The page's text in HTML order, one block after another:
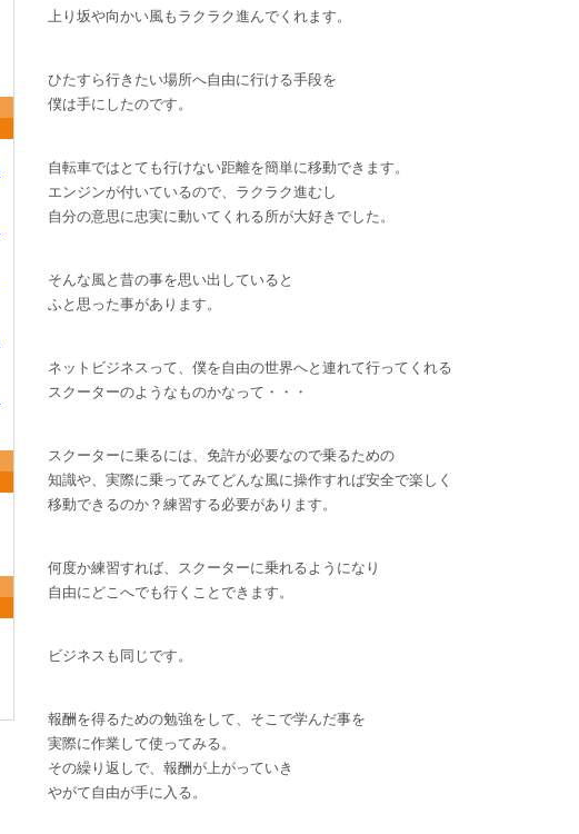
上り坂や向かい風もラクラク進んでくれます。
ひたすら行きたい場所へ自由に行ける手段を
僕は手にしたのです。
自転車ではとても行けない距離を簡単に移動できます。
エンジンが付いているので、ラクラク進むし
自分の意思に忠実に動いてくれる所が大好きでした。
そんな風と昔の事を思い出していると
ふと思った事があります。
ネットビジネスって、僕を自由の世界へと連れて行ってくれる
スクーターのようなものかなって・・・
スクーターに乗るには、免許が必要なので乗るための
知識や、実際に乗ってみてどんな風に操作すれば安全で楽しく
移動できるのか？練習する必要があります。
何度か練習すれば、スクーターに乗れるようになり
自由にどこへでも行くことできます。
ビジネスも同じです。
報酬を得るための勉強をして、そこで学んだ事を
実際に作業して使ってみる。
その繰り返しで、報酬が上がっていき
やがて自由が手に入る。